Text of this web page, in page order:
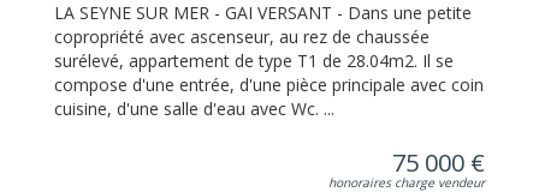
LA SEYNE SUR MER - GAI VERSANT - Dans une petite
copropriété avec ascenseur, au rez de chaussée
surélevé, appartement de type T1 de 28.04m2. Il se
compose d'une entrée, d'une pièce principale avec coin
cuisine, d'une salle d'eau avec Wc. ...
75 000 €
honoraires charge vendeur